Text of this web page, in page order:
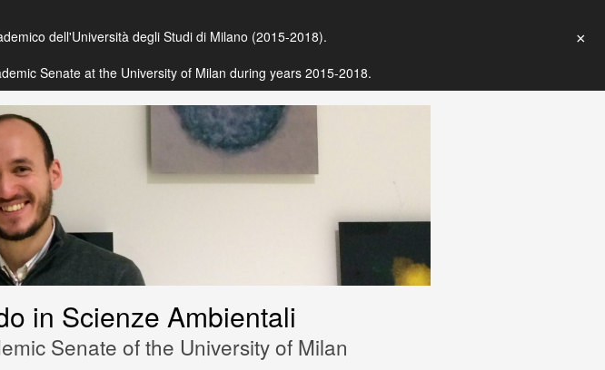
Content
in Scienze Ambientali
Senate of the University of Milan
dell'Università degli Studi di Milano (2015-2018).
Senate at the University of Milan during years 2015-2018.
×